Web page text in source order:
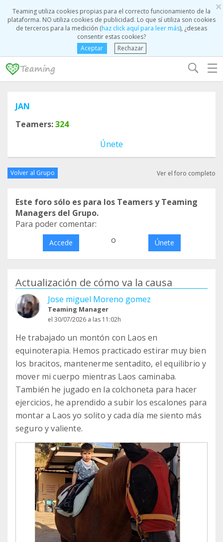
×
Teaming utiliza cookies propias para el correcto funcionamiento de la
plataforma. NO utiliza cookies de publicidad. Lo que sí utiliza son cookies
de terceros para la medición (haz click aquí para leer más), ¿deseas
consentir estas cookies?
Aceptar
Rechazar
☰
JAN
Teamers:324
Únete
Volver al Grupo Ver el foro completo
Este foro sólo es para los Teamers y Teaming
Managers del Grupo.
Para poder comentar:
Accede o Únete
Actualización de cómo va la causa
Jose miguel Moreno gomez
Teaming Manager
el 30/07/2026 a las 11:02h
He trabajado un montón con Laos en
equinoterapia. Hemos practicado estirar muy bien
los bracitos, mantenerme sentadito, el equilibrio y
mover mi cuerpo mientras Laos caminaba.
También he jugado en la colchoneta para hacer
ejercicios, he aprendido a subir los escalones para
montar a Laos yo solito y cada día me siento más
seguro y valiente.